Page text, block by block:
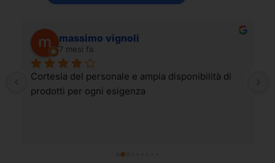
massimo vignoli
7 mesi fa
Cortesia del personale e ampia disponibilità di
prodotti per ogni esigenza